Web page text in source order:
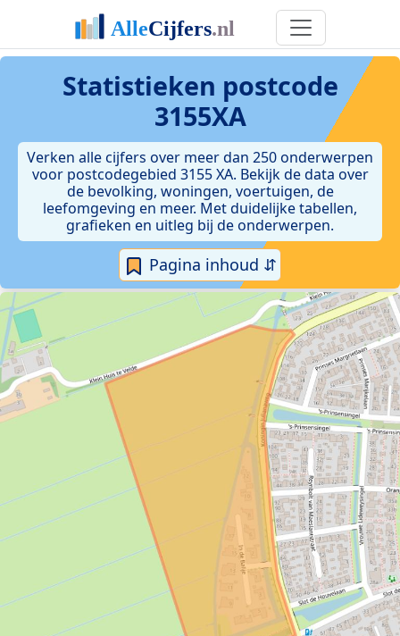
Statistieken postcode
3155XA
Verken alle cijfers over meer dan 250 onderwerpen
voor postcodegebied 3155 XA. Bekijk de data over
de bevolking, woningen, voertuigen, de
leefomgeving en meer. Met duidelijke tabellen,
grafieken en uitleg bij de onderwerpen.
Pagina inhoud ⇵